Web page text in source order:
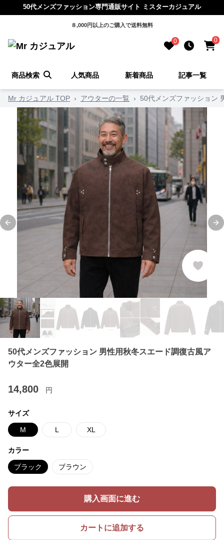
50代メンズファッション専門通販サイト ミスターカジュアル
８,000円以上のご購入で送料無料
0 0
商品検索 人気商品 新着商品 記事一覧
Mr カジュアル TOP › アウターの一覧 › 50代メンズファッション
Previous slide
50代メンズファッション 男性用秋冬スエード調復古風ア
ウター全2色展開
14,800 円
サイズ
M L XL
カラー
ブラック ブラウン
購入画面に進む
カートに追加する